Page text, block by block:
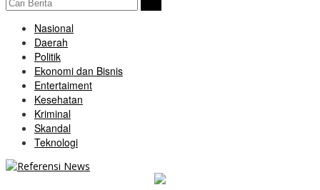
Nasional
Daerah
Politik
Ekonomi dan Bisnis
Entertaiment
Kesehatan
Kriminal
Skandal
Teknologi